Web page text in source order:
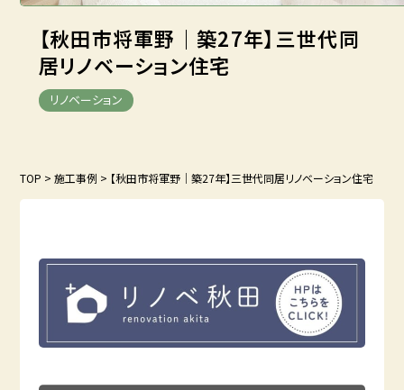
【秋田市将軍野｜築27年】 三世代同
居リノベーション住宅
リノベーション
TOP >施工事例 > 【秋田市将軍野｜築27年】三世代同居リノベーション住宅